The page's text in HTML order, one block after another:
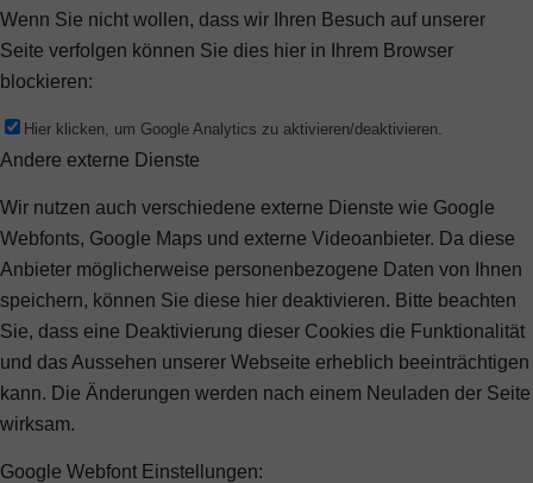
Wenn Sie nicht wollen, dass wir Ihren Besuch auf unserer
Seite verfolgen können Sie dies hier in Ihrem Browser
blockieren:
Hier klicken, um Google Analytics zu aktivieren/deaktivieren.
Andere externe Dienste
Wir nutzen auch verschiedene externe Dienste wie Google
Webfonts, Google Maps und externe Videoanbieter. Da diese
Anbieter möglicherweise personenbezogene Daten von Ihnen
speichern, können Sie diese hier deaktivieren. Bitte beachten
Sie, dass eine Deaktivierung dieser Cookies die Funktionalität
und das Aussehen unserer Webseite erheblich beeinträchtigen
kann. Die Änderungen werden nach einem Neuladen der Seite
wirksam.
Google Webfont Einstellungen: